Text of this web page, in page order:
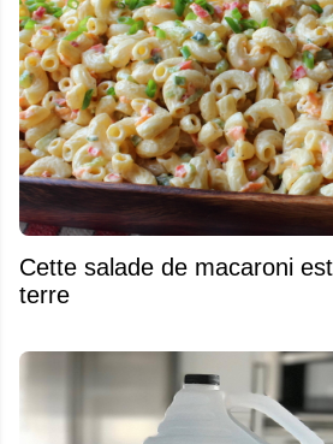
Cette salade de macaroni
terre